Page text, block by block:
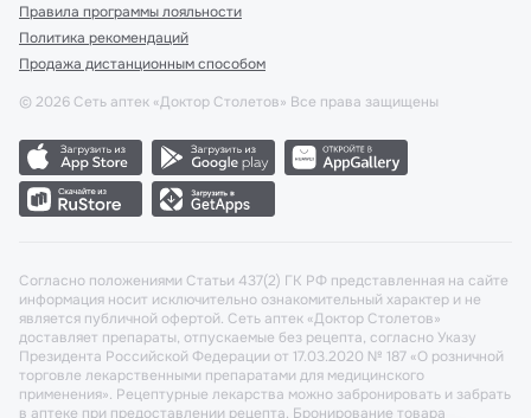
Правила программы лояльности
Политика рекомендаций
Продажа дистанционным способом
© 2026 Сеть аптек «Доктор Столетов» Все права защищены
Согласно положениями Статьи 437(2) ГК РФ представленная на сайте
информация носит исключительно ознакомительный характер и не
является публичной офертой. Сеть аптек «Доктор Столетов»
доставляет препараты, отпускаемые без рецепта, согласно Указу
Президента Российской Федерации от 17.03.2020 № 187 «О розничной
торговле лекарственными препаратами для медицинского
применения». Рецептурные лекарства можно забронировать и забрать
в аптеке при предоставлении рецепта. Бронирование товара